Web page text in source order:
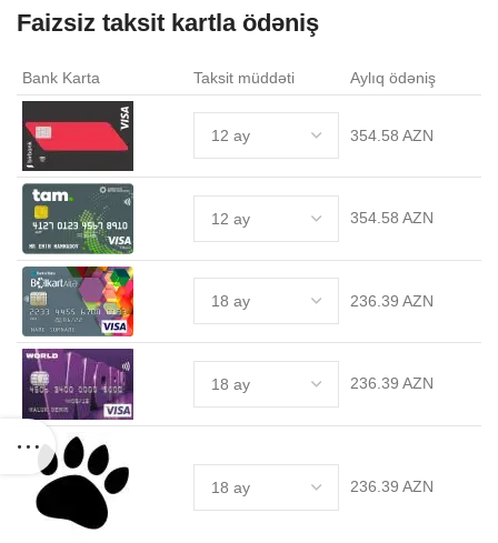
Faizsiz taksit kartla ödəniş
Bank Karta Taksit müddəti Aylıq ödəniş
354.58 AZN
354.58 AZN
236.39 AZN
236.39 AZN
236.39 AZN